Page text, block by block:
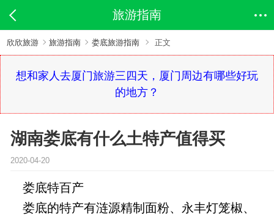
旅游指南
欣欣旅游 旅游指南 娄底旅游指南 正文
想和家人去厦门旅游三四天，厦门周边有哪些好玩
的地方？
湖南娄底有什么土特产值得买
2020-04-20
娄底特百产
娄底的特产有涟源精制面粉、永丰灯笼椒、